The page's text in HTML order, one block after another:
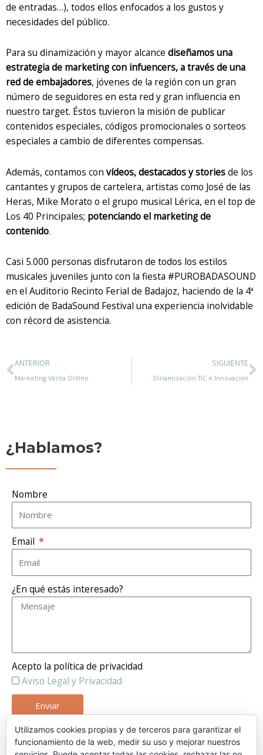
de entradas…), todos ellos enfocados a los gustos y
necesidades del público.
Para su dinamización y mayor alcance diseñamos una
estrategia de marketing con infuencers, a través de una
red de embajadores, jóvenes de la región con un gran
número de seguidores en esta red y gran influencia en
nuestro target. Éstos tuvieron la misión de publicar
contenidos especiales, códigos promocionales o sorteos
especiales a cambio de diferentes compensas.
Además, contamos con vídeos, destacados y storiesde los
cantantes y grupos de cartelera, artistas como José de las
Heras, Mike Morato o el grupo musical Lérica, en el top de
Los 40 Principales; potenciando el marketing de
contenido.
Casi 5.000 personas disfrutaron de todos los estilos
musicales juveniles junto con la fiesta #PUROBADASOUND
en el Auditorio Recinto Ferial de Badajoz, haciendo de la 4ª
edición de BadaSound Festival una experiencia inolvidable
con récord de asistencia.
Ant
ANTERIOR
Marketing Venta Online
SIGUIENTE
Dinamización TIC e Innovación
¿Hablamos?
Nombre
Email
¿En qué estás interesado?
Acepto la política de privacidad
Aviso Legal y Privacidad
Enviar
Utilizamos cookies propias y de terceros para garantizar el
funcionamiento de la web, medir su uso y mejorar nuestros